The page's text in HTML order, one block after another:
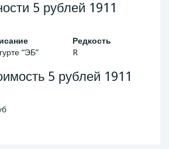
5 рублей 1911
Редкость
“ЭБ” R
5 рублей 1911